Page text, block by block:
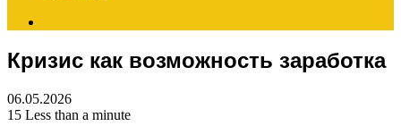
Кризис как возможность заработка
06.05.2026
15 Less than a minute